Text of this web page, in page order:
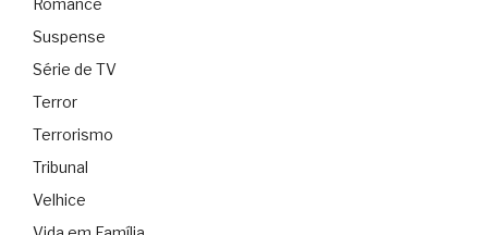
Romance
Suspense
Série de TV
Terror
Terrorismo
Tribunal
Velhice